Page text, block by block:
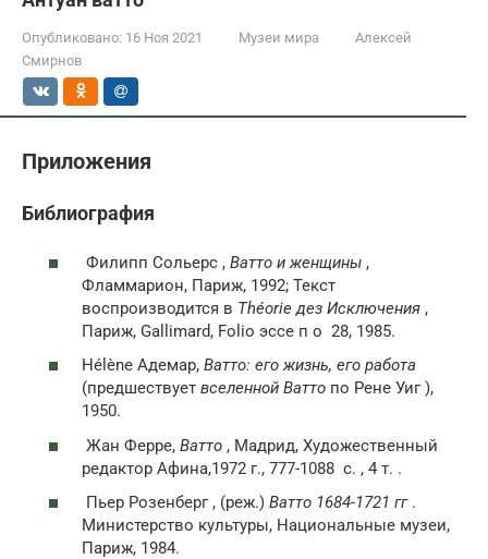
Опубликовано: 16 Ноя 2021 Музеи мира
Алексей
Смирнов
Приложения
Библиография
Филипп Сольерс , Ватто и женщины ,
Фламмарион, Париж, 1992; Текст
воспроизводится в Théorie дез Исключения ,
Париж, Gallimard, Folio эссе п о 28, 1985.
Hélène Адемар, Ватто: его жизнь, его работа
(предшествует вселенной Ватто по Рене Уиг ),
1950.
Жан Ферре, Ватто , Мадрид, Художественный
редактор Афина,1972 г., 777-1088 с. , 4 т. .
Пьер Розенберг , (реж.) Ватто 1684-1721 гг.
Министерство культуры, Национальные музеи,
Париж, 1984.